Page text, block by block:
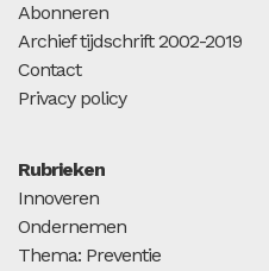
Abonneren
Archief tijdschrift 2002-2019
Contact
Privacy policy
Rubrieken
Innoveren
Ondernemen
Thema: Preventie